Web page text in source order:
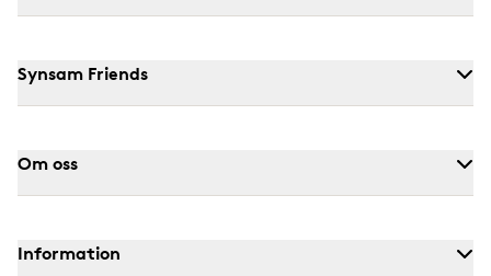
Synsam Friends
Om oss
Information